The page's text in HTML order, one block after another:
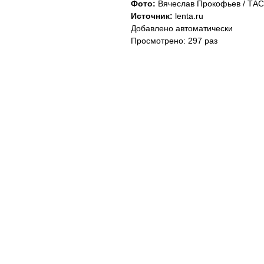
Фото: Вячеслав Прокофьев /
Источник: lenta.ru
Добавлено автоматически
Просмотрено: 297 раз